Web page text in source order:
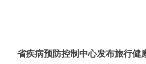
省疾病预防控制中心发布旅行健